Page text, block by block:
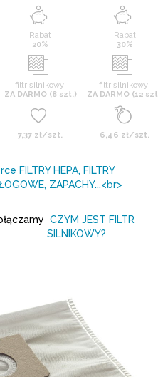
Rabat
20%
filtr silnikowy
ZA DARMO (8 szt.)
7,37 zł/szt.
Rabat
30%
filtr silnikowy
ZA DARMO (12
6,46 zł/szt.
FILTRY HEPA, FILTRY
ZAPACHY...<br>
CZYM JEST FILTR
SILNIKOWY?